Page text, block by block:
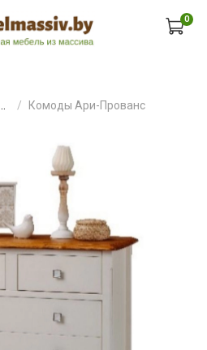
0
Комоды Ари-Прованс